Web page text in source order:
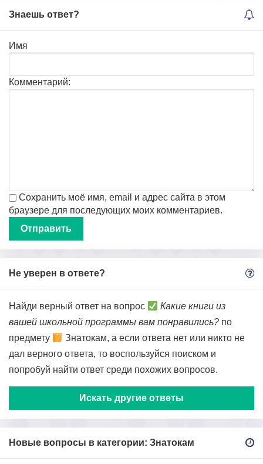
Знаешь ответ?
Имя
Комментарий:
Сохранить моё имя, email и адрес сайта в этом
браузере для последующих моих комментариев.
Не уверен в ответе?
Найди верный ответ на вопрос
Какие книги из
вашей школьной программы вам понравились? по
предмету
Знатокам, а если ответа нет или никто не
дал верного ответа, то воспользуйся поиском и
попробуй найти ответ среди похожих вопросов.
Искать другие ответы
Новые вопросы в категории: Знатокам